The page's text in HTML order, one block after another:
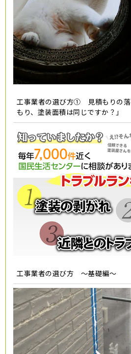
工事業者の選び方① 見積もりの
もり、塗装面積は同じですか？」
工事業者の選び方 ～基礎編～